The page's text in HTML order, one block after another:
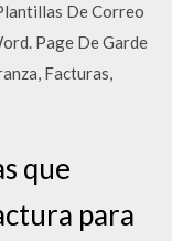
De Correo
Page De Garde
Facturas,
que
para